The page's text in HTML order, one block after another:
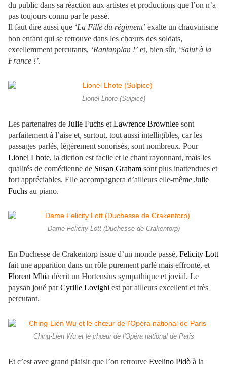
du public dans sa réaction aux artistes et productions que l’on n’a
pas toujours connu par le passé.
Il faut dire aussi que ‘La Fille du régiment’ exalte un chauvinisme
bon enfant qui se retrouve dans les chœurs des soldats,
excellemment percutants, ‘Rantanplan !’ et, bien sûr, ‘Salut à la
France !’.
Lionel Lhote (Sulpice)
Les partenaires de Julie Fuchs et Lawrence Brownlee sont
parfaitement à l’aise et, surtout, tout aussi intelligibles, car les
passages parlés, légèrement sonorisés, sont nombreux. Pour
Lionel Lhote, la diction est facile et le chant rayonnant, mais les
qualités de comédienne de Susan Graham sont plus inattendues et
fort appréciables. Elle accompagnera d’ailleurs elle-même Julie
Fuchs au piano.
Dame Felicity Lott (Duchesse de Crakentorp)
En Duchesse de Crakentorp issue d’un monde passé, Felicity Lott
fait une apparition dans un rôle purement parlé mais effronté, et
Florent Mbia décrit un Hortensius sympathique et jovial. Le
paysan joué parCyrille Lovighi est par ailleurs excellent et très
percutant.
Ching-Lien Wu et le chœur de l'Opéra national de Paris
Et c’est avec grand plaisir que l’on retrouve Evelino Pidò à la